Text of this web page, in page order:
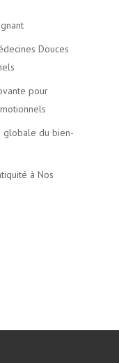
Douces
pour
globale du bien-
à Nos